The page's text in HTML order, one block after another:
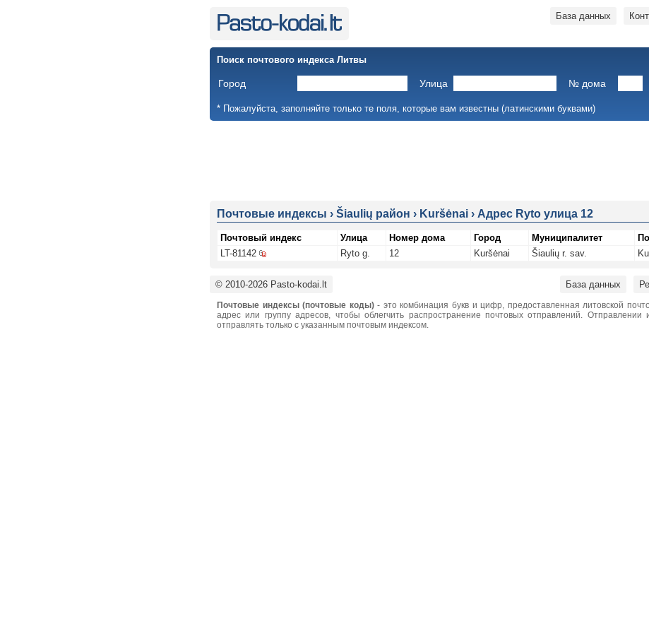
База данных
Поиск почтового индекса Литвы
Город Улица № дома
* Пожалуйста, заполняйте только те поля, которые вам известны (латинскими буквами)
Почтовые индексы › Šiaulių район › Kuršėnai › Адрес Ryto улица 12
Почтовый индекс Улица Номер дома Город Муниципалитет
LT-81142
Ryto g. 12 Kuršėnai Šiaulių r. sav.
© 2010-2026 Pasto-kodai.lt База данных
Почтовые индексы (почтовые коды)- это комбинация букв и цифр, предоставленная литовской
адрес или группу адресов, чтобы облегчить распространение почтовых отправлений. Отправлении
отправлять только с указанным почтовым индексом.